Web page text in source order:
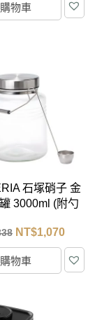
物車
石塚硝子 金
3000ml (附勺
NT$1,070
物車